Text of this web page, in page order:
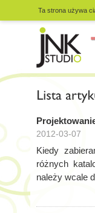
Ta strona używa
2012-03-07
Kiedy
różnych
należy wcale